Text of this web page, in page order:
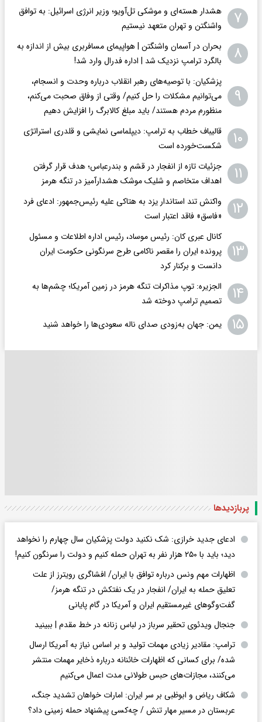
۷
هشدار هسته‌ای و موشکی تل‌آویو؛ وزیر انرژی اسرائیل: به توافق
واشنگتن و تهران متعهد نیستیم
۸
بحران در آسمان واشنگتن | هواپیمای مسافربری بیش از اندازه به
بالگرد ترامپ نزدیک شد | اداره فدرال وارد شد!
۹
پزشکیان: با توصیه‌های رهبر انقلاب درباره وحدت و انسجام،
می‌توانیم مشکلات را حل کنیم/ وقتی از وفاق صحبت می‌کنم،
منظورم مردم هستند/ باید مبلغ کالابرگ را افزایش دهیم
۱۰
قالیباف خطاب به ترامپ: دیپلماسی نمایشی و قلدری استراتژی
شکست‌خورده است
۱۱
جزئیات تازه از انفجار در قشم و بندرعباس؛ هدف قرار گرفتن
اهداف متخاصم و شلیک موشک هشدارآمیز در تنگه هرمز
۱۲
واکنش تند استاندار یزد به هتاکی علیه رئیس‌جمهور: ادعای فرد
«فاسق» فاقد اعتبار است
۱۳
کانال عبری کان: رئیس موساد، رئیس اداره اطلاعات و مسئول
پرونده ایران را مقصر ناکامی طرح سرنگونی حکومت ایران
دانست و برکنار کرد
۱۴
الجزیره: توپ مذاکرات تنگه هرمز در زمین آمریکا؛ چشم‌ها به
تصمیم ترامپ دوخته شد
۱۵ یمن: جهان به‌زودی صدای ناله سعودی‌ها را خواهد شنید
پربازدید‌ها
ادعای جدید خرازی: شک نکنید دولت پزشکیان سال چهارم را نخواهد
دید؛ باید با ۲۵۰ هزار نفر به تهران حمله کنیم و دولت را سرنگون کنیم!
اظهارات مهم ونس درباره توافق با ایران/ افشاگری رویترز از علت
تعلیق حمله به ایران/ انفجار در یک نفتکش در تنگه هرمز/
گفت‌وگوهای غیرمستقیم ایران و آمریکا در گام پایانی
جنجال ویدئوی تحقیر سرباز در لباس زنانه در خط مقدم | ببینید
ترامپ: مقادیر زیادی مهمات تولید و بر اساس نیاز به آمریکا ارسال
شده/ برای کسانی که اظهارات خائنانه درباره ذخایر مهمات منتشر
می‌کنند، مجازات‌های حبس طولانی مدت اعمال می‌کنیم
شکاف ریاض و ابوظبی بر سر ایران: امارات خواهان تشدید جنگ،
عربستان در مسیر مهار تنش / چه‌کسی پیشنهاد حمله زمینی داد؟